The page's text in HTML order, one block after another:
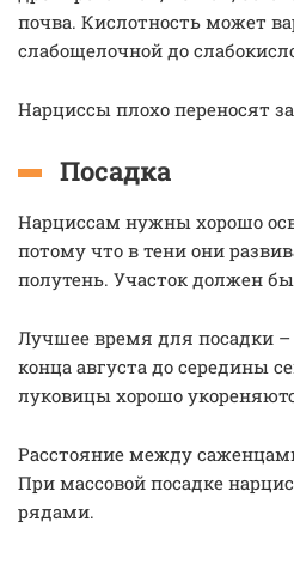
почва. Кислотность может
слабощелочной до
Нарциссы плохо переносят
Посадка
Нарциссам нужны хорошо
потому что в тени они
полутень. Участок должен
Лучшее время для посадки –
конца августа до середины
луковицы хорошо
Расстояние между
При массовой посадке
рядами.